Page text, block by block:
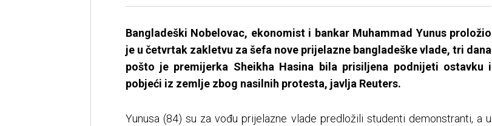
Bangladeški Nobelovac, ekonomist i bankar Muhammad Yunus proložio
je u četvrtak zakletvu za šefa nove prijelazne bangladeške vlade, tri dana
pošto je premijerka Sheikha Hasina bila prisiljena podnijeti ostavku i
pobjeći iz zemlje zbog nasilnih protesta, javlja Reuters.
Yunusa (84) su za vođu prijelazne vlade predložili studenti demonstranti, a u